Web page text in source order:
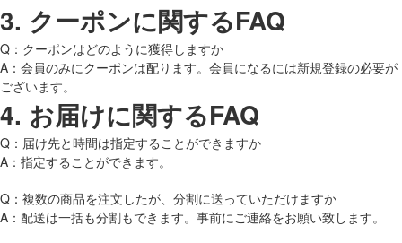
3. クーポンに関するFAQ
Q：クーポンはどのように獲得しますか
A：会員のみにクーポンは配ります。会員になるには新規登録の必要が
ございます。
4. お届けに関するFAQ
Q：届け先と時間は指定することができますか
A：指定することができます。
Q：複数の商品を注文したが、分割に送っていただけますか
A：配送は一括も分割もできます。事前にご連絡をお願い致します。